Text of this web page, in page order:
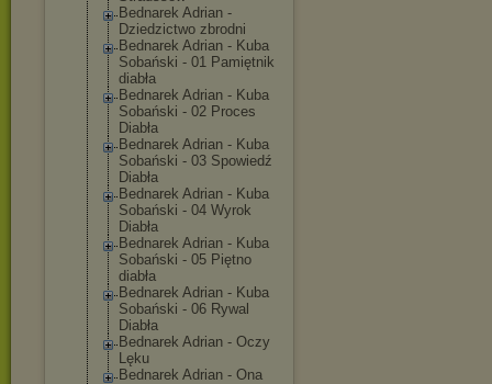
Bednarek Adrian -
Dziedzictwo zbrodni
Bednarek Adrian - Kuba
Sobański - 01 Pamiętnik
diabła
Bednarek Adrian - Kuba
Sobański - 02 Proces
Diabła
Bednarek Adrian - Kuba
Sobański - 03 Spowiedź
Diabła
Bednarek Adrian - Kuba
Sobański - 04 Wyrok
Diabła
Bednarek Adrian - Kuba
Sobański - 05 Piętno
diabła
Bednarek Adrian - Kuba
Sobański - 06 Rywal
Diabła
Bednarek Adrian - Oczy
Lęku
Bednarek Adrian - Ona